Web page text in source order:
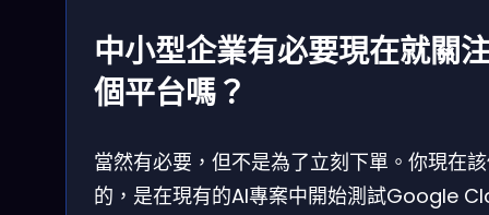
中小型企業有必要現在就關
個平台嗎？
當然有必要，但不是為了立刻下單。你現在
的，是在現有的AI專案中開始測試Google